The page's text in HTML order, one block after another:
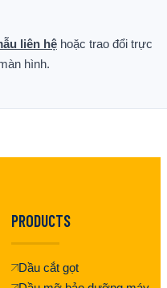
liên hệ hoặc trao đổi trực
hình.
PRODUCTS
Dầu cắt gọt